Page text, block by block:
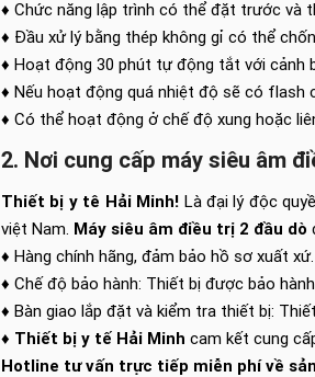
♦ Chức năng lập trình có thể đặt trước và
♦ Đầu xử lý bằng thép không gỉ có thể
♦ Hoạt động 30 phút tự động tắt với cảnh
♦ Nếu hoạt động quá nhiệt độ sẽ có flash
♦ Có thể hoạt động ở chế độ xung hoặc
2. Nơi cung cấp máy siêu âm
Thiết bị y tê Hải Minh! Là đại lý độc
việt Nam. Máy siêu âm điều trị 2 đầu dò
♦ Hàng chính hãng, đảm bảo hồ sơ xuất xứ.
♦ Chế độ bảo hành: Thiết bị được bảo
♦ Bàn giao lắp đặt và kiểm tra thiết bị:
♦ Thiết bị y tế Hải Minh cam kết cung
Hotline tư vấn trực tiếp miễn phí về